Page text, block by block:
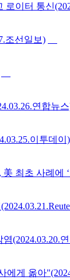
이터 통신
조선일보)
연합뉴
이투데이)
최초 사례에 ‘
(2024.03.20.
게 옮아